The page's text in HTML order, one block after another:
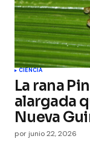
CIENCIA
La rana
alargada
Nueva
por junio 22, 2026